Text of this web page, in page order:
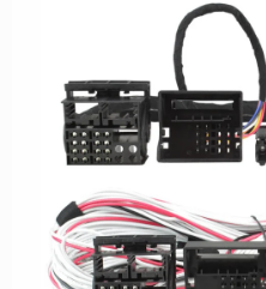
hvězdiček.